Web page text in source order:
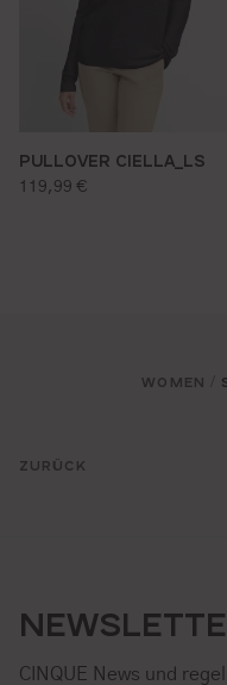
PULLOVER CIELLA_LS
regulärer preis:
119,99 €
ZURÜCK
WOMEN
CINQUE News und